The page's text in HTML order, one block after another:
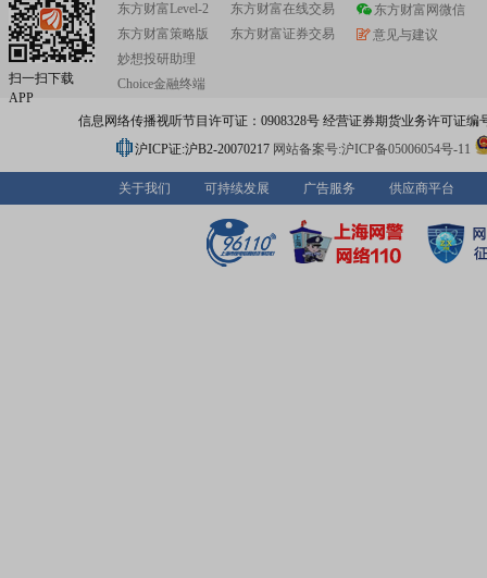
扫一扫下载
APP
东方财富Level-2
东方财富策略版
妙想投研助理
Choice金融终端
东方财富在线交易
东方财富证券交易
东方财富网微信
意见与建议
信息网络传播视听节目许可证：0908328号 经营证券期货业务许可证编
沪ICP证:沪B2-20070217 网站备案号:沪ICP备05006054号-11
关于我们 可持续发展 广告服务 供应商平台